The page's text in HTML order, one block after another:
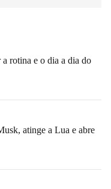
a rotina e o dia a dia do
atinge a Lua e abre